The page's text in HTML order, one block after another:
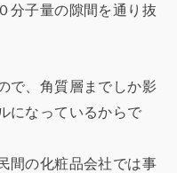
分子量の隙間を通り抜
で、角質層までしか影
になっているからで
間の化粧品会社では事